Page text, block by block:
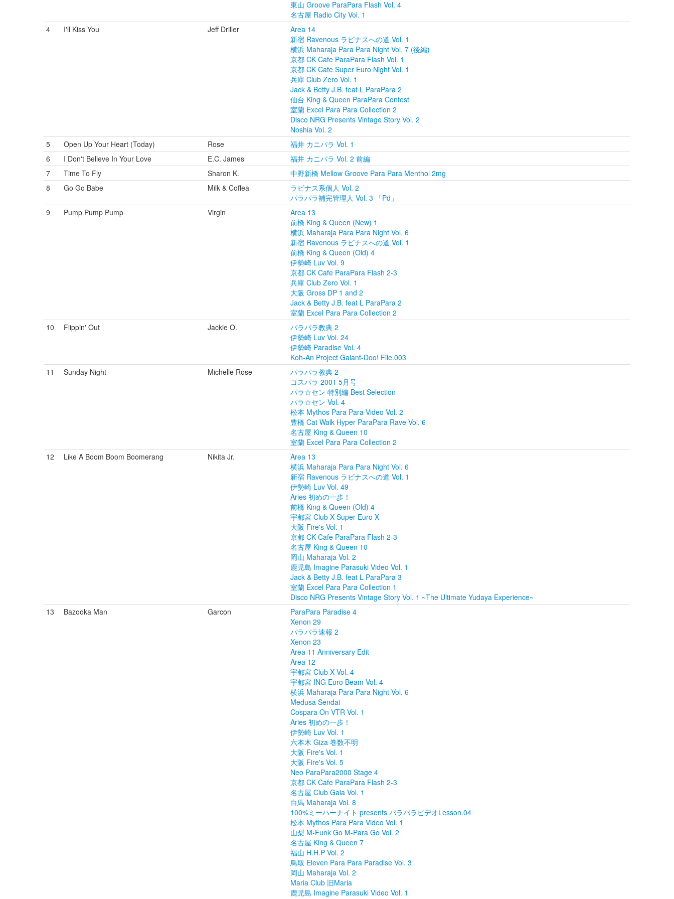
東山 Groove ParaPara Flash Vol. 4
名古屋 Radio City Vol. 1
4
I'll Kiss You Jeff Driller
Area 14
新宿 Ravenous ラビナスへの道 Vol. 1
横浜 Maharaja Para Para Night Vol. 7 (後編)
京都 CK Cafe ParaPara Flash Vol. 1
京都 CK Cafe Super Euro Night Vol. 1
兵庫 Club Zero Vol. 1
Jack & Betty J.B. feat L ParaPara 2
仙台 King & Queen ParaPara Contest
室蘭 Excel Para Para Collection 2
Disco NRG Presents Vintage Story Vol. 2
Noshia Vol. 2
5
Open Up Your Heart (Today) Rose
福井 カニパラ Vol. 1
6
I Don't Believe In Your Love E.C. James
福井 カニパラ Vol. 2 前編
7
Time To Fly Sharon K.
中野新橋 Mellow Groove Para Para Menthol 2mg
8
Go Go Babe Milk & Coffea
ラビナス系個人 Vol. 2
パラパラ補完管理人 Vol. 3 「Pd」
9
Pump Pump Pump Virgin
Area 13
前橋 King & Queen (New) 1
横浜 Maharaja Para Para Night Vol. 6
新宿 Ravenous ラビナスへの道 Vol. 1
前橋 King & Queen (Old) 4
伊勢崎 Luv Vol. 9
京都 CK Cafe ParaPara Flash 2-3
兵庫 Club Zero Vol. 1
大阪 Gross DP 1 and 2
Jack & Betty J.B. feat L ParaPara 2
室蘭 Excel Para Para Collection 2
10
Flippin' Out Jackie O.
パラパラ教典 2
伊勢崎 Luv Vol. 24
伊勢崎 Paradise Vol. 4
Koh-An Project Galant-Doo! File.003
11
Sunday Night Michelle Rose
パラパラ教典 2
コスパラ 2001 5月号
パラ☆セン 特別編 Best Selection
パラ☆セン Vol. 4
松本 Mythos Para Para Video Vol. 2
豊橋 Cat Walk Hyper ParaPara Rave Vol. 6
名古屋 King & Queen 10
室蘭 Excel Para Para Collection 2
12
Like A Boom Boom Boomerang Nikita Jr.
Area 13
横浜 Maharaja Para Para Night Vol. 6
新宿 Ravenous ラビナスへの道 Vol. 1
伊勢崎 Luv Vol. 49
Aries 初めの一歩！
前橋 King & Queen (Old) 4
宇都宮 Club X Super Euro X
大阪 Fire's Vol. 1
京都 CK Cafe ParaPara Flash 2-3
名古屋 King & Queen 10
岡山 Maharaja Vol. 2
鹿児島 Imagine Parasuki Video Vol. 1
Jack & Betty J.B. feat L ParaPara 3
室蘭 Excel Para Para Collection 1
Disco NRG Presents Vintage Story Vol. 1 ~The Ultimate Yudaya Experience~
13
Bazooka Man Garcon
ParaPara Paradise 4
Xenon 29
パラパラ速報 2
Xenon 23
Area 11 Anniversary Edit
Area 12
宇都宮 Club X Vol. 4
宇都宮 ING Euro Beam Vol. 4
横浜 Maharaja Para Para Night Vol. 6
Medusa Sendai
Cospara On VTR Vol. 1
Aries 初めの一歩！
伊勢崎 Luv Vol. 1
六本木 Giza 巻数不明
大阪 Fire's Vol. 1
大阪 Fire's Vol. 5
Neo ParaPara2000 Stage 4
京都 CK Cafe ParaPara Flash 2-3
名古屋 Club Gaia Vol. 1
白馬 Maharaja Vol. 8
100%ミーハーナイト presents パラパラビデオLesson.04
松本 Mythos Para Para Video Vol. 1
山梨 M-Funk Go M-Para Go Vol. 2
名古屋 King & Queen 7
福山 H.H.P Vol. 2
鳥取 Eleven Para Para Paradise Vol. 3
岡山 Maharaja Vol. 2
Maria Club 旧Maria
鹿児島 Imagine Parasuki Video Vol. 1